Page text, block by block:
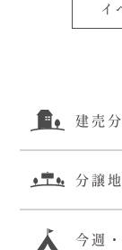
イ
建売
分譲
今週